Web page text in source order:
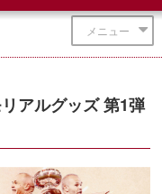
メニュー
アルグッズ 第1弾